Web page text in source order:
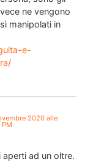
ne vengono
manipolati in
e-
2020 alle
ad un oltre.